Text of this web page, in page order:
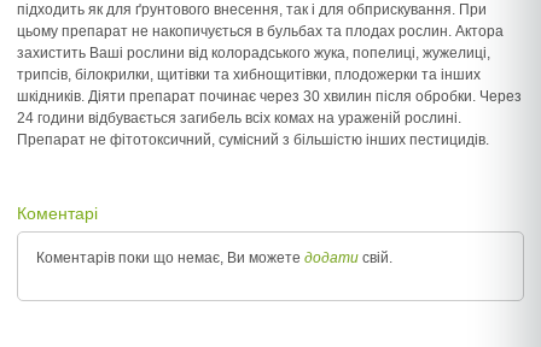
підходить як для ґрунтового внесення, так і для обприскування. При
цьому препарат не накопичується в бульбах та плодах рослин. Актора
захистить Ваші рослини від колорадського жука, попелиці, жужелиці,
трипсів, білокрилки, щитівки та хибнощитівки, плодожерки та інших
шкідників. Діяти препарат починає через 30 хвилин після обробки. Через
24 години відбувається загибель всіх комах на ураженій рослині.
Препарат не фітотоксичний, сумісний з більшістю інших пестицидів.
Коментарі
Коментарів поки що немає, Ви можете додати свій.